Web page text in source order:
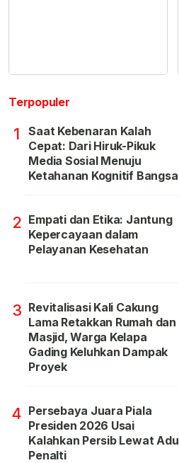
Terpopuler
1
Saat Kebenaran Kalah
Cepat: Dari Hiruk-Pikuk
Media Sosial Menuju
Ketahanan Kognitif Bangsa
2 Empati dan Etika: Jantung
Kepercayaan dalam
Pelayanan Kesehatan
3 Revitalisasi Kali Cakung
Lama Retakkan Rumah dan
Masjid, Warga Kelapa
Gading Keluhkan Dampak
Proyek
4 Persebaya Juara Piala
Presiden 2026 Usai
Kalahkan Persib Lewat Adu
Penalti